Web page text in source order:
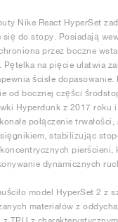
Nike React HyperSet
do stopy. Posiadają
przez boczne
Pętelka na pięcie ułatwia
ścisłe
od bocznej części
Hyperdunk z 2017 roku
połączenie
stabilizując
dynamicznych
model HyperSet 2 z
materiałów z